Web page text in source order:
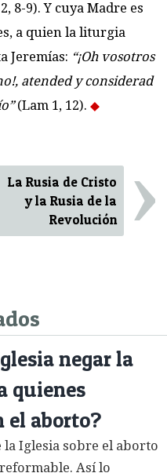
8-9). Y cuya Madre es
a quien la liturgia
Jeremías: “¡Oh vosotros
atended y considerad
(Lam 1, 12).
La Rusia de Cristo
y la Rusia de la
Revolución
›
negar la
quienes
el aborto?
la Iglesia sobre el aborto
Así lo